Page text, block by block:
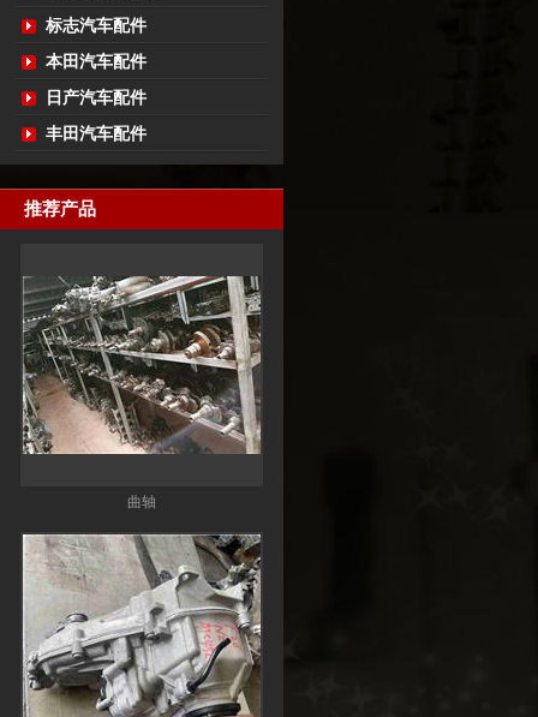
标志汽车配件
本田汽车配件
日产汽车配件
丰田汽车配件
推荐产品
曲轴